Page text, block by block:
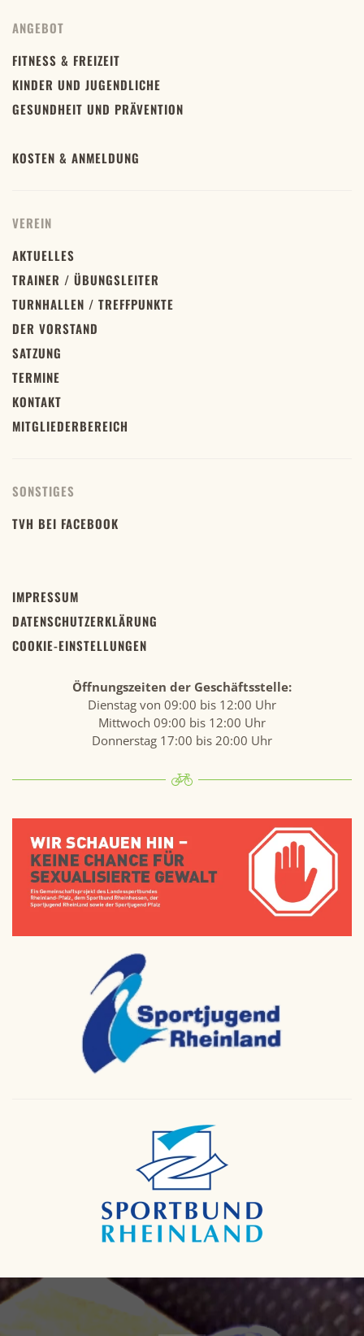
ANGEBOT
FITNESS & FREIZEIT
KINDER UND JUGENDLICHE
GESUNDHEIT UND PRÄVENTION
KOSTEN & ANMELDUNG
VEREIN
AKTUELLES
TRAINER / ÜBUNGSLEITER
TURNHALLEN / TREFFPUNKTE
DER VORSTAND
SATZUNG
TERMINE
KONTAKT
MITGLIEDERBEREICH
SONSTIGES
TVH BEI FACEBOOK
IMPRESSUM
DATENSCHUTZERKLÄRUNG
COOKIE-EINSTELLUNGEN
Öffnungszeiten der Geschäftsstelle:
Dienstag von 09:00 bis 12:00 Uhr
Mittwoch 09:00 bis 12:00 Uhr
Donnerstag 17:00 bis 20:00 Uhr